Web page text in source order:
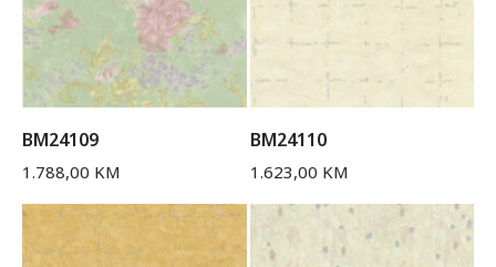
BM24109
1.788,00 KM
BM24110
1.623,00 KM